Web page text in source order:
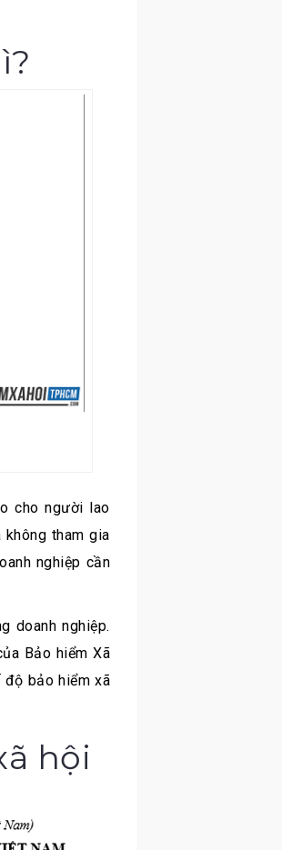
cho người lao
tham gia
nghiệp cần
doanh nghiệp.
Bảo hiểm Xã
độ bảo hiểm xã
hội